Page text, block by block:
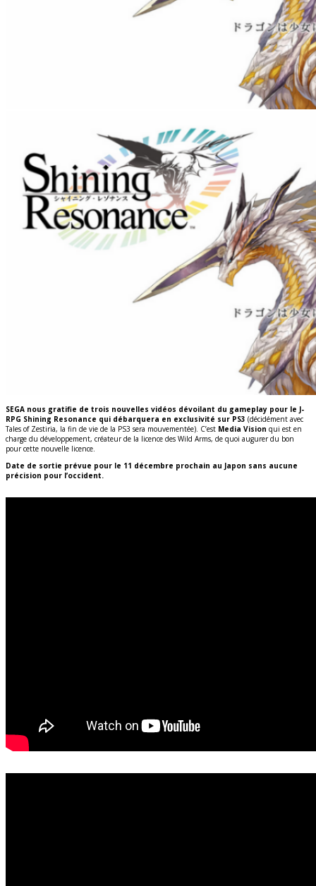
SEGA nous gratifie de trois nouvelles vidéos dévoilant du gameplay pour le J-
RPG Shining Resonance qui débarquera en exclusivité sur PS3 (décidément avec
Tales of Zestiria, la fin de vie de la PS3 sera mouvementée). C’est Media Vision qui est en
charge du développement, créateur de la licence des Wild Arms, de quoi augurer du bon
pour cette nouvelle licence.
Date de sortie prévue pour le 11 décembre prochain au Japon sans aucune
précision pour l’occident.